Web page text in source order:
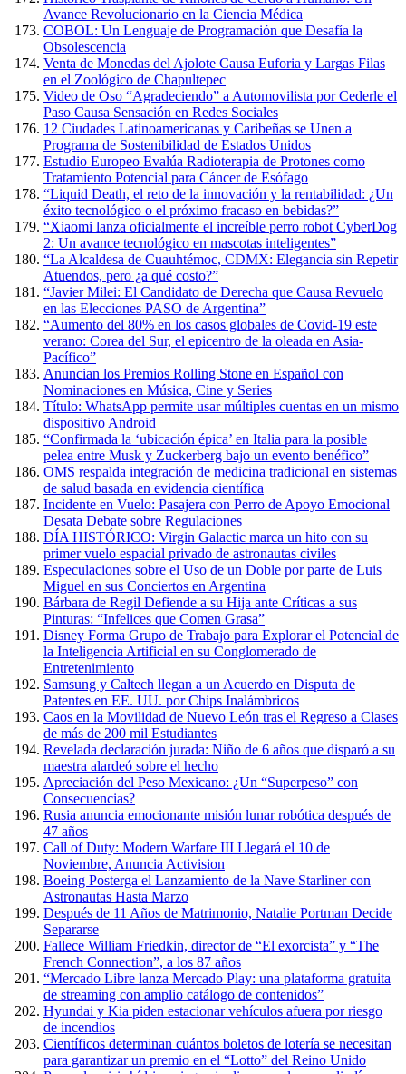
Avance Revolucionario en la Ciencia Médica
COBOL: Un Lenguaje de Programación que Desafía la
Obsolescencia
Venta de Monedas del Ajolote Causa Euforia y Largas Filas
en el Zoológico de Chapultepec
Video de Oso “Agradeciendo” a Automovilista por Cederle el
Paso Causa Sensación en Redes Sociales
12 Ciudades Latinoamericanas y Caribeñas se Unen a
Programa de Sostenibilidad de Estados Unidos
Estudio Europeo Evalúa Radioterapia de Protones como
Tratamiento Potencial para Cáncer de Esófago
“Liquid Death, el reto de la innovación y la rentabilidad: ¿Un
éxito tecnológico o el próximo fracaso en bebidas?”
“Xiaomi lanza oficialmente el increíble perro robot CyberDog
2: Un avance tecnológico en mascotas inteligentes”
“La Alcaldesa de Cuauhtémoc, CDMX: Elegancia sin Repetir
Atuendos, pero ¿a qué costo?”
“Javier Milei: El Candidato de Derecha que Causa Revuelo
en las Elecciones PASO de Argentina”
“Aumento del 80% en los casos globales de Covid-19 este
verano: Corea del Sur, el epicentro de la oleada en Asia-
Pacífico”
Anuncian los Premios Rolling Stone en Español con
Nominaciones en Música, Cine y Series
Título: WhatsApp permite usar múltiples cuentas en un mismo
dispositivo Android
“Confirmada la ‘ubicación épica’ en Italia para la posible
pelea entre Musk y Zuckerberg bajo un evento benéfico”
OMS respalda integración de medicina tradicional en sistemas
de salud basada en evidencia científica
Incidente en Vuelo: Pasajera con Perro de Apoyo Emocional
Desata Debate sobre Regulaciones
DÍA HISTÓRICO: Virgin Galactic marca un hito con su
primer vuelo espacial privado de astronautas civiles
Especulaciones sobre el Uso de un Doble por parte de Luis
Miguel en sus Conciertos en Argentina
Bárbara de Regil Defiende a su Hija ante Críticas a sus
Pinturas: “Infelices que Comen Grasa”
Disney Forma Grupo de Trabajo para Explorar el Potencial de
la Inteligencia Artificial en su Conglomerado de
Entretenimiento
Samsung y Caltech llegan a un Acuerdo en Disputa de
Patentes en EE. UU. por Chips Inalámbricos
Caos en la Movilidad de Nuevo León tras el Regreso a Clases
de más de 200 mil Estudiantes
Revelada declaración jurada: Niño de 6 años que disparó a su
maestra alardeó sobre el hecho
Apreciación del Peso Mexicano: ¿Un “Superpeso” con
Consecuencias?
Rusia anuncia emocionante misión lunar robótica después de
47 años
Call of Duty: Modern Warfare III Llegará el 10 de
Noviembre, Anuncia Activision
Boeing Posterga el Lanzamiento de la Nave Starliner con
Astronautas Hasta Marzo
Después de 11 Años de Matrimonio, Natalie Portman Decide
Separarse
Fallece William Friedkin, director de “El exorcista” y “The
French Connection”, a los 87 años
“Mercado Libre lanza Mercado Play: una plataforma gratuita
de streaming con amplio catálogo de contenidos”
Hyundai y Kia piden estacionar vehículos afuera por riesgo
de incendios
Científicos determinan cuántos boletos de lotería se necesitan
para garantizar un premio en el “Lotto” del Reino Unido